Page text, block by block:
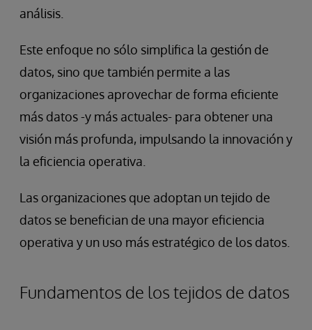
análisis.
Este enfoque no sólo simplifica la gestión de
datos, sino que también permite a las
organizaciones aprovechar de forma eficiente
más datos -y más actuales- para obtener una
visión más profunda, impulsando la innovación y
la eficiencia operativa.
Las organizaciones que adoptan un tejido de
datos se benefician de una mayor eficiencia
operativa y un uso más estratégico de los datos.
Fundamentos de los tejidos de datos